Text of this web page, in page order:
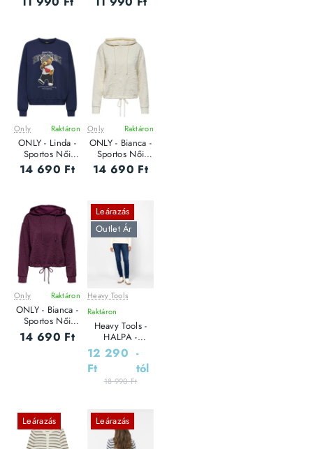
Only Raktáron
ONLY - Linda -
Sportos Női
pulóver
14 690 Ft
Only Raktáron
ONLY - Bianca -
Sportos Női
pulóver
14 690 Ft
Only Raktáron
ONLY - Bianca -
Sportos Női
pulóver
14 690 Ft
Leárazás
Outlet Ár
Heavy Tools
Raktáron
Heavy Tools -
HALPA -
Elegáns Női
pulóver
12 290
Ft
-
tól
18 990 Ft
Leárazás Leárazás